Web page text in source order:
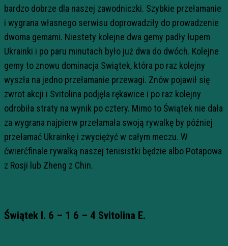
bardzo dobrze dla naszej zawodniczki. Szybkie przełamanie
i wygrana własnego serwisu doprowadziły do prowadzenie
dwoma gemami. Niestety kolejne dwa gemy padły łupem
Ukrainki i po paru minutach było już dwa do dwóch. Kolejne
gemy to znowu dominacja Swiątek, która po raz kolejny
wyszła na jedno przełamanie przewagi. Znów pojawił się
zwrot akcji i Svitolina podjęła rękawice i po raz kolejny
odrobiła straty na wynik po cztery. Mimo to Świątek nie dała
za wygrana najpierw przełamała swoją rywalkę by później
przełamać Ukrainkę i zwyciężyć w całym meczu. W
ćwierćfinale rywalką naszej tenisistki będzie albo Potapowa
z Rosji lub Zheng z Chin.
Świątek I. 6 – 1 6 – 4 Svitolina E.